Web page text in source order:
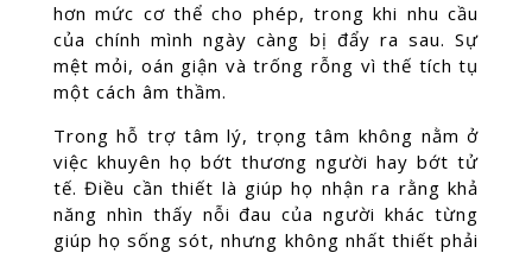
hơn mức cơ thể cho phép, trong khi nhu cầu
của chính mình ngày càng bị đẩy ra sau. Sự
mệt mỏi, oán giận và trống rỗng vì thế tích tụ
một cách âm thầm.
Trong hỗ trợ tâm lý, trọng tâm không nằm ở
việc khuyên họ bớt thương người hay bớt tử
tế. Điều cần thiết là giúp họ nhận ra rằng khả
năng nhìn thấy nỗi đau của người khác từng
giúp họ sống sót, nhưng không nhất thiết phải